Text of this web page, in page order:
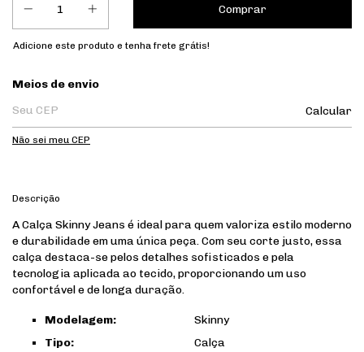
Adicione este produto e tenha frete grátis!
Entregas para o CEP:
Meios de envio
Calcular
Não sei meu CEP
Descrição
A Calça Skinny Jeans é ideal para quem valoriza estilo moderno
e durabilidade em uma única peça. Com seu corte justo, essa
calça destaca-se pelos detalhes sofisticados e pela
tecnologia aplicada ao tecido, proporcionando um uso
confortável e de longa duração.
Modelagem:
Skinny
Tipo:
Calça